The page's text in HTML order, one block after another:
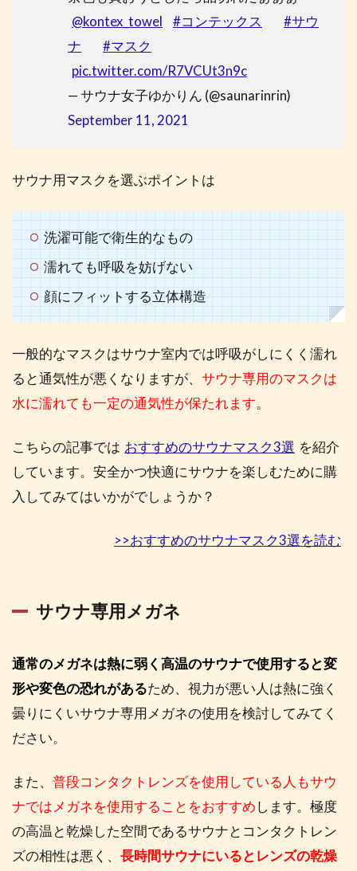
@kontex_towel
#コンテックス
#サウ
ナ
#マスク
pic.twitter.com/R7VCUt3n9c
— サウナ女子ゆかりん (@saunarinrin)
September 11, 2021
サウナ用マスクを選ぶポイントは
洗濯可能で衛生的なもの
濡れても呼吸を妨げない
顔にフィットする立体構造
一般的なマスクはサウナ室内では呼吸がしにくく濡れ
ると通気性が悪くなりますが、 サウナ専用のマスクは
水に濡れても一定の通気性が保たれます。
こちらの記事では おすすめのサウナマスク3選 を紹介
しています。安全かつ快適にサウナを楽しむために購
入してみてはいかがでしょうか？
>>おすすめのサウナマスク3選を読む
サウナ専用メガネ
通常のメガネは熱に弱く高温のサウナで使用すると変
形や変色の恐れがあるため、視力が悪い人は熱に強く
曇りにくいサウナ専用メガネの使用を検討してみてく
ださい。
また、 普段コンタクトレンズを使用している人もサウ
ナではメガネを使用することをおすすめします。極度
の高温と乾燥した空間であるサウナとコンタクトレン
ズの相性は悪く、 長時間サウナにいるとレンズの乾燥